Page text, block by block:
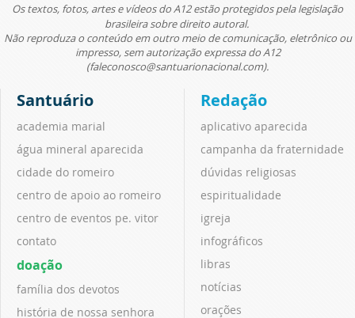
Os textos, fotos, artes e vídeos do A12 estão protegidos pela legislação
brasileira sobre direito autoral.
Não reproduza o conteúdo em outro meio de comunicação, eletrônico ou
impresso, sem autorização expressa do A12
(faleconosco@santuarionacional.com).
Santuário
academia marial
água mineral aparecida
cidade do romeiro
centro de apoio ao romeiro
centro de eventos pe. vitor
contato
doação
família dos devotos
história de nossa senhora
Redação
aplicativo aparecida
campanha da fraternidade
dúvidas religiosas
espiritualidade
igreja
infográficos
libras
notícias
orações